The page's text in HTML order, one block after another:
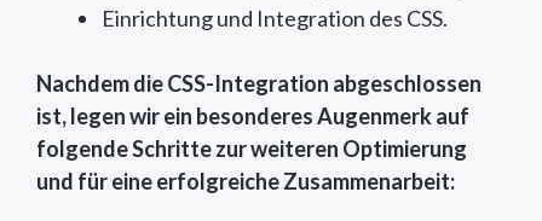
Einrichtung und Integration des CSS.
Nachdem die CSS-Integration abgeschlossen
ist, legen wir ein besonderes Augenmerk auf
folgende Schritte zur weiteren Optimierung
und für eine erfolgreiche Zusammenarbeit: